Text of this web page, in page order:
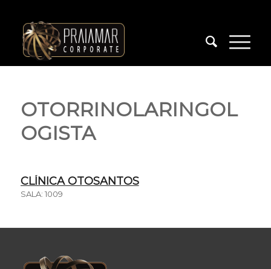
OTORRINOLARINGOL
OGISTA
CLÍNICA OTOSANTOS
SALA: 1009